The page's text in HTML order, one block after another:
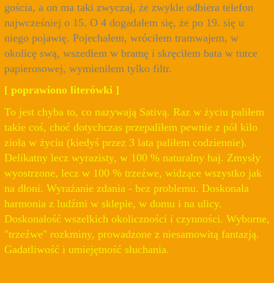
gościa, a on ma taki zwyczaj, że zwykle odbiera telefon
najwcześniej o 15. O 4 dogadałem się, że po 19. się u
niego pojawię. Pojechałem, wróciłem tramwajem, w
okolicę swą, wszedłem w bramę i skręciłem bata w tutce
papierosowej, wymieniłem tylko filtr.
[ poprawiono literówki ]
To jest chyba to, co nazywają Sativą. Raz w życiu paliłem
takie coś, choć dotychczas przepaliłem pewnie z pół kilo
zioła w życiu (kiedyś przez 3 lata paliłem codziennie).
Delikatny lecz wyrazisty, w 100 % naturalny haj. Zmysły
wyostrzone, lecz w 100 % trzeźwe, widzące wszystko jak
na dłoni. Wyrażanie zdania - bez problemu. Doskonała
harmonia z ludźmi w sklepie, w domu i na ulicy.
Doskonałość wszelkich okoliczności i czynności. Wyborne,
"trzeźwe" rozkminy, prowadzone z niesamowitą fantazją.
Gadatliwość i umiejętność słuchania.